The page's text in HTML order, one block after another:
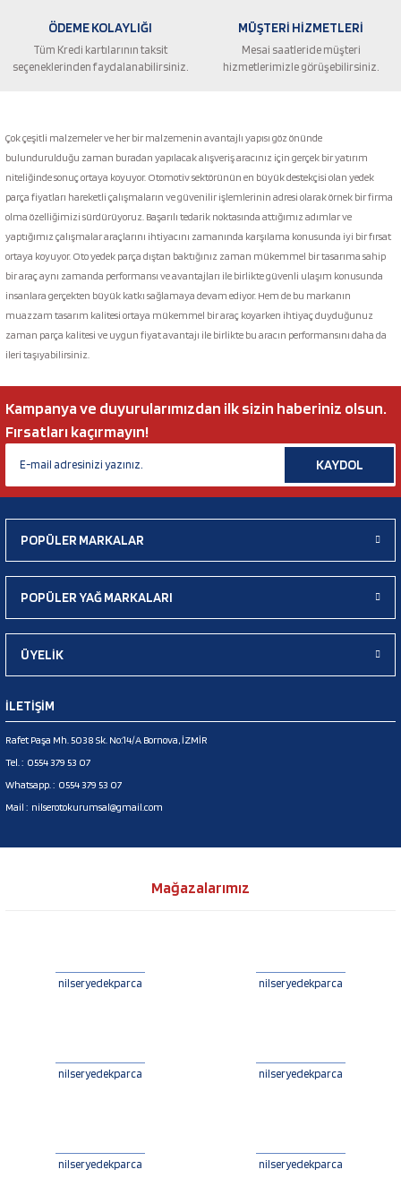
Gönder
ÖDEME KOLAYLIĞI
Tüm Kredi kartılarının taksit
seçeneklerinden faydalanabilirsiniz.
MÜŞTERİ HİZMETLERİ
Mesai saatleride müşteri
hizmetlerimizle görüşebilirsiniz.
Çok çeşitli malzemeler ve her bir malzemenin avantajlı yapısı göz önünde
bulundurulduğu zaman buradan yapılacak alışveriş aracınız için gerçek bir yatırım
niteliğinde sonuç ortaya koyuyor. Otomotiv sektörünün en büyük destekçisi olan yedek
parça fiyatları hareketli çalışmaların ve güvenilir işlemlerinin adresi olarak örnek bir firma
olma özelliğimizi sürdürüyoruz. Başarılı tedarik noktasında attığımız adımlar ve
yaptığımız çalışmalar araçlarını ihtiyacını zamanında karşılama konusunda iyi bir fırsat
ortaya koyuyor. Oto yedek parça dıştan baktığınız zaman mükemmel bir tasarıma sahip
bir araç aynı zamanda performansı ve avantajları ile birlikte güvenli ulaşım konusunda
insanlara gerçekten büyük katkı sağlamaya devam ediyor. Hem de bu markanın
muazzam tasarım kalitesi ortaya mükemmel bir araç koyarken ihtiyaç duyduğunuz
zaman parça kalitesi ve uygun fiyat avantajı ile birlikte bu aracın performansını daha da
ileri taşıyabilirsiniz.
Kampanya ve duyurularımızdan ilk sizin haberiniz olsun.
Fırsatları kaçırmayın!
KAYDOL
POPÜLER MARKALAR
POPÜLER YAĞ MARKALARI
ÜYELİK
İLETİŞİM
Rafet Paşa Mh. 5038 Sk. No:14/A Bornova, İZMİR
Tel. : 0554 379 53 07
Whatsapp. : 0554 379 53 07
Mail : nilserotokurumsal@gmail.com
Mağazalarımız
nilseryedekparca nilseryedekparca
nilseryedekparca nilseryedekparca
nilseryedekparca nilseryedekparca